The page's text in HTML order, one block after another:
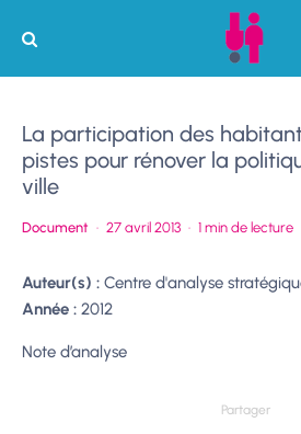
La participation des
pistes pour rénover la
ville
Document · 27 avril 2013 · 1 min de lecture
Auteur(s) : Centre d'analyse
Année : 2012
Note d’analyse
Partager